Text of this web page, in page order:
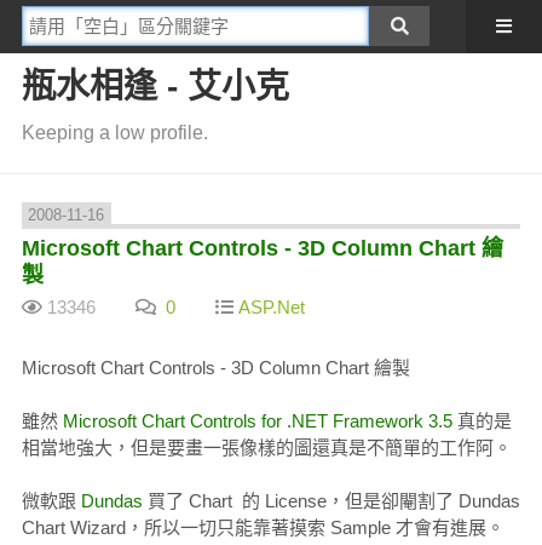
瓶水相逢 - 艾小克
Keeping a low profile.
2008-11-16
Microsoft Chart Controls - 3D Column Chart 繪
製
13346 0 ASP.Net
Microsoft Chart Controls - 3D Column Chart 繪製
雖然 Microsoft Chart Controls for .NET Framework 3.5真的是
相當地強大，但是要畫一張像樣的圖還真是不簡單的工作阿。
微軟跟 Dundas 買了 Chart 的 License，但是卻閹割了 Dundas
Chart Wizard，所以一切只能靠著摸索 Sample 才會有進展。